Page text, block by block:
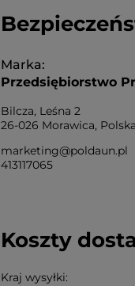
Marka
Przedsiębiorstwo
Bilcza, Leśna 2
26-026 Morawica, Polska
marketing@poldaun.pl
413117065
Koszty
Kraj wysyłki: